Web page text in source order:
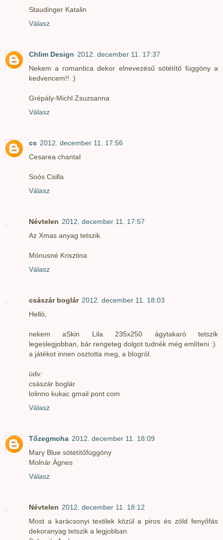
Staudinger Katalin
Válasz
Chlim Design 2012. december 11. 17:37
Nekem a romantica dekor elnevezésű sötétítő függöny a
kedvencem!! :)
Grépály-Michl Zsuzsanna
Válasz
cs 2012. december 11. 17:56
Cesarea chantal
Soós Csilla
Válasz
Névtelen 2012. december 11. 17:57
Az Xmas anyag tetszik.
Mónusné Krisztina
Válasz
császár boglár 2012. december 11. 18:03
Helló,
nekem aSkin Lila 235x250 ágytakaró tetszik
legeslegjobban, bár rengeteg dolgot tudnék még említeni :)
a játékot innen osztotta meg, a blogról.
üdv:
császár boglár
lolinno kukac gmail pont com
Válasz
Tőzegmoha 2012. december 11. 18:09
Mary Blue sötétítőfüggöny
Molnár Ágnes
Válasz
Névtelen 2012. december 11. 18:12
Most a karácsonyi textilek közül a piros és zöld fenyőfás
dekoranyag tetszik a legjobban.